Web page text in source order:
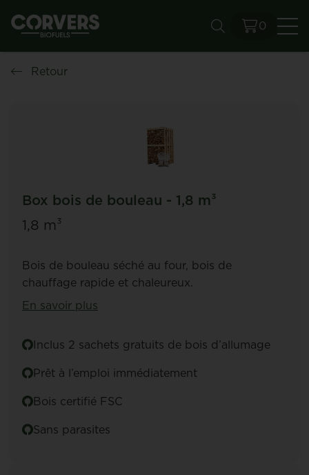
0
Retour
Box bois de bouleau - 1,8 m³
1,8 m³
Bois de bouleau séché au four, bois de
chauffage rapide et chaleureux.
En savoir plus
Inclus 2 sachets gratuits de bois d’allumage
Prêt à l’emploi immédiatement
Bois certifié FSC
Sans parasites